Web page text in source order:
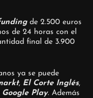
de 2.500 euros
de 24 horas con el
final de 3.900
ya se puede
, El Corte Inglés,
Google Play. Además